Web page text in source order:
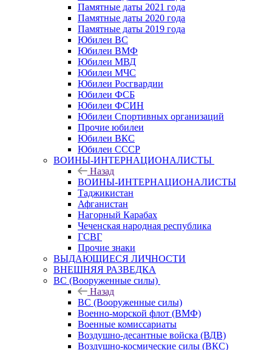
Памятные даты 2021 года
Памятные даты 2020 года
Памятные даты 2019 года
Юбилеи ВС
Юбилеи ВМФ
Юбилеи МВД
Юбилеи МЧС
Юбилеи Росгвардии
Юбилеи ФСБ
Юбилеи ФСИН
Юбилеи Спортивных организаций
Прочие юбилеи
Юбилеи ВКС
Юбилеи СССР
ВОИНЫ-ИНТЕРНАЦИОНАЛИСТЫ
Назад
ВОИНЫ-ИНТЕРНАЦИОНАЛИСТЫ
Таджикистан
Афганистан
Нагорный Карабах
Чеченская народная республика
ГСВГ
Прочие знаки
ВЫДАЮЩИЕСЯ ЛИЧНОСТИ
ВНЕШНЯЯ РАЗВЕДКА
ВС (Вооруженные силы)
Назад
ВС (Вооруженные силы)
Военно-морской флот (ВМФ)
Военные комиссариаты
Воздушно-десантные войска (ВДВ)
Воздушно-космические силы (ВКС)